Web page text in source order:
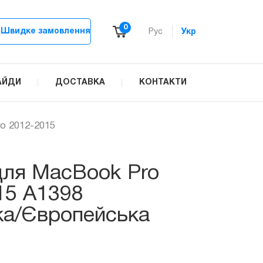
Швидке замовлення
0
Рус Укр
ДОСТАВКА КОНТАКТИ
2012-2015
MacBook Pro
A1398
Європейська